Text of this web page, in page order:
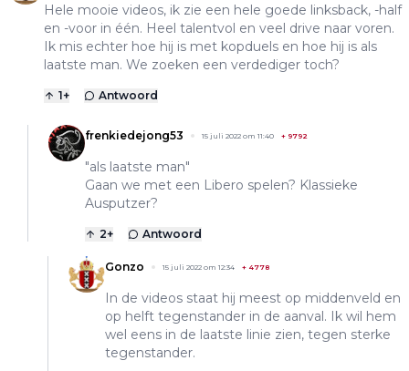
Hele mooie videos, ik zie een hele goede linksback, -half
en -voor in één. Heel talentvol en veel drive naar voren.
Ik mis echter hoe hij is met kopduels en hoe hij is als
laatste man. We zoeken een verdediger toch?
1+ Antwoord
frenkiedejong53 15 juli 2022 om 11:40 + 9792
"als laatste man"
Gaan we met een Libero spelen? Klassieke
Ausputzer?
2+ Antwoord
Gonzo 15 juli 2022 om 12:34 + 4778
In de videos staat hij meest op middenveld en
op helft tegenstander in de aanval. Ik wil hem
wel eens in de laatste linie zien, tegen sterke
tegenstander.